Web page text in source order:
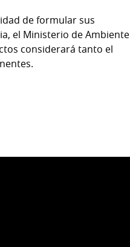
de formular sus
el Ministerio de Ambiente
considerará tanto el